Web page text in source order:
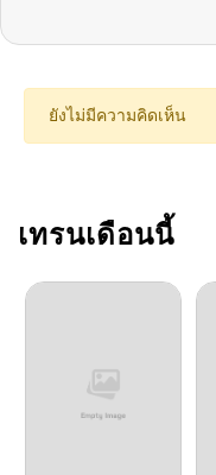
ตอนที่ 64
ตอนที่ 62
ตอนที่ 61
ตอนที่ 60
ยังไม่มีความคิดเห็น
เทรนเดือนนี้